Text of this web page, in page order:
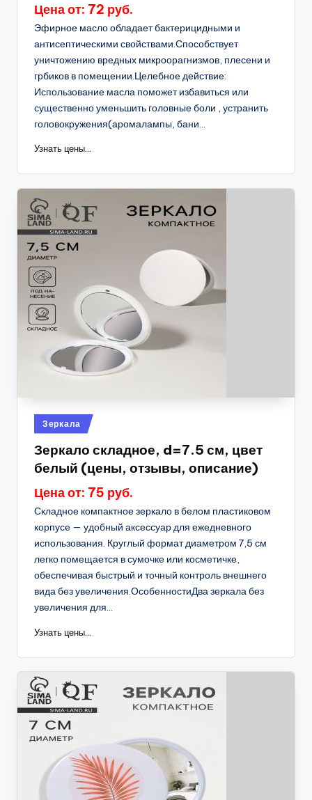
Цена от: 72 руб.
Эфирное масло обладает бактерицидными и
антисептическими свойствами.Способствует
уничтожению вредных микроорагнизмов, плесени и
грбиков в помещении.Целебное действие:
Использование масла поможет избавиться или
существенно уменьшить головные боли , устранить
головокружения(аромалампы, бани...
Узнать цены...
Опубликовано
в
Зеркала
Зеркало складное, d=7.5 см, цвет
белый (цены, отзывы, описание)
Цена от: 75 руб.
Складное компактное зеркало в белом пластиковом
корпусе — удобный аксессуар для ежедневного
использования. Круглый формат диаметром 7,5 см
легко помещается в сумочке или косметичке,
обеспечивая быстрый и точный контроль внешнего
вида без увеличения.ОсобенностиДва зеркала без
увеличения для...
Узнать цены...